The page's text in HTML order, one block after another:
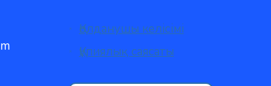
Қолданушы келісімі
Құпиялық саясаты